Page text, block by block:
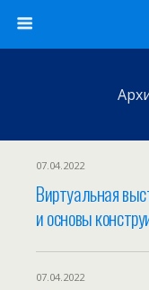
07.04.2022
Виртуальная
и основы
07.04.2022